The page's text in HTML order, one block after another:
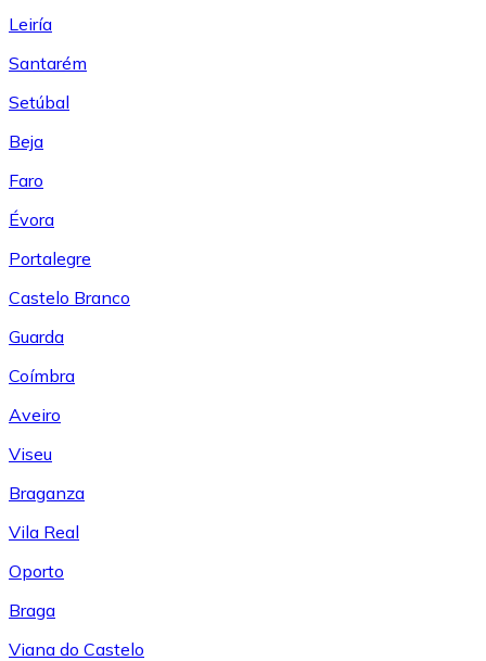
Leiría
Santarém
Setúbal
Beja
Faro
Évora
Portalegre
Castelo Branco
Guarda
Coímbra
Aveiro
Viseu
Braganza
Vila Real
Oporto
Braga
Viana do Castelo